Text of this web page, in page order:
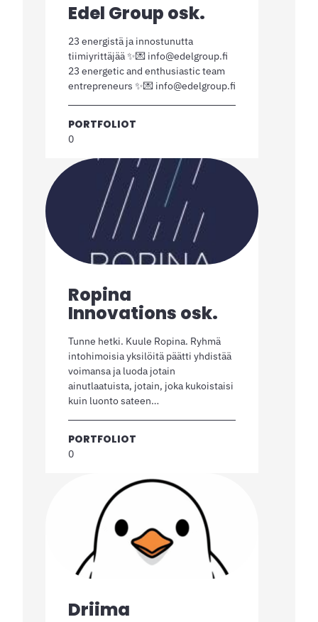
Edel Group osk.
23 energistä ja innostunutta
tiimiyrittäjää ✨💌 info@edelgroup.fi
23 energetic and enthusiastic team
entrepreneurs ✨💌 info@edelgroup.fi
PORTFOLIOT
0
Ropina
Innovations osk.
Tunne hetki. Kuule Ropina. Ryhmä
intohimoisia yksilöitä päätti yhdistää
voimansa ja luoda jotain
ainutlaatuista, jotain, joka kukoistaisi
kuin luonto sateen…
PORTFOLIOT
0
Driima